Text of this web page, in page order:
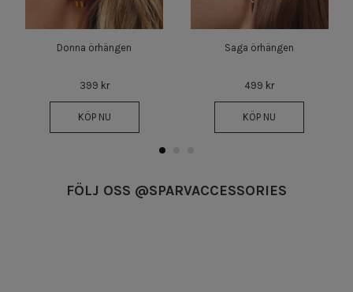
Donna örhängen
399 kr
KÖP NU
Saga örhängen
499 kr
KÖP NU
FÖLJ OSS @SPARVACCESSORIES